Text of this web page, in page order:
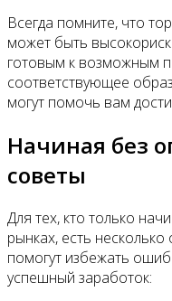
Всегда помните, что
может быть
готовым к возможным
соответствующее
могут помочь вам
Начиная без
советы
Для тех, кто только
рынках, есть
помогут избежать
успешный заработок: